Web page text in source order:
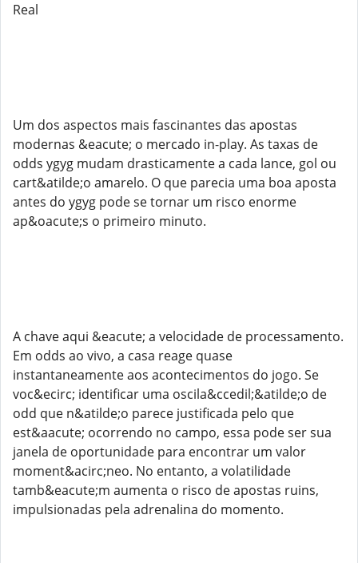
Real
Um dos aspectos mais fascinantes das apostas
modernas &eacute; o mercado in-play. As taxas de
odds ygyg mudam drasticamente a cada lance, gol ou
cart&atilde;o amarelo. O que parecia uma boa aposta
antes do ygyg pode se tornar um risco enorme
ap&oacute;s o primeiro minuto.
A chave aqui &eacute; a velocidade de processamento.
Em odds ao vivo, a casa reage quase
instantaneamente aos acontecimentos do jogo. Se
voc&ecirc; identificar uma oscila&ccedil;&atilde;o de
odd que n&atilde;o parece justificada pelo que
est&aacute; ocorrendo no campo, essa pode ser sua
janela de oportunidade para encontrar um valor
moment&acirc;neo. No entanto, a volatilidade
tamb&eacute;m aumenta o risco de apostas ruins,
impulsionadas pela adrenalina do momento.